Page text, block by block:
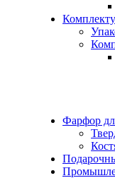
Фарфор